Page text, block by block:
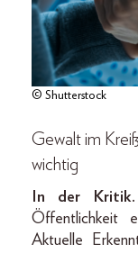
© Shutterstock
Gewalt im
wichtig
In der
Öffentlichkeit
Aktuelle